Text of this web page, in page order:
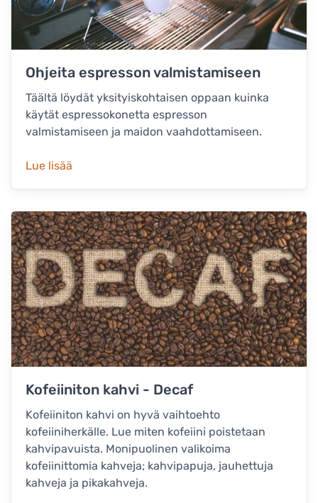
Ohjeita espresson valmistamiseen
Täältä löydät yksityiskohtaisen oppaan kuinka
käytät espressokonetta espresson
valmistamiseen ja maidon vaahdottamiseen.
Lue lisää
Kofeiiniton kahvi - Decaf
Kofeiiniton kahvi on hyvä vaihtoehto
kofeiiniherkälle. Lue miten kofeiini poistetaan
kahvipavuista. Monipuolinen valikoima
kofeiinittomia kahveja; kahvipapuja, jauhettuja
kahveja ja pikakahveja.